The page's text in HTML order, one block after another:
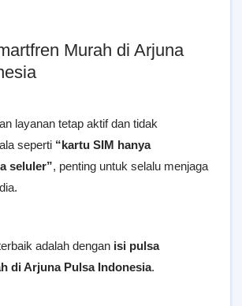
Murah di Arjuna
layanan tetap aktif dan tidak
seperti “kartu SIM hanya
seluler”, penting untuk selalu menjaga
adalah dengan isi pulsa
di Arjuna Pulsa Indonesia.